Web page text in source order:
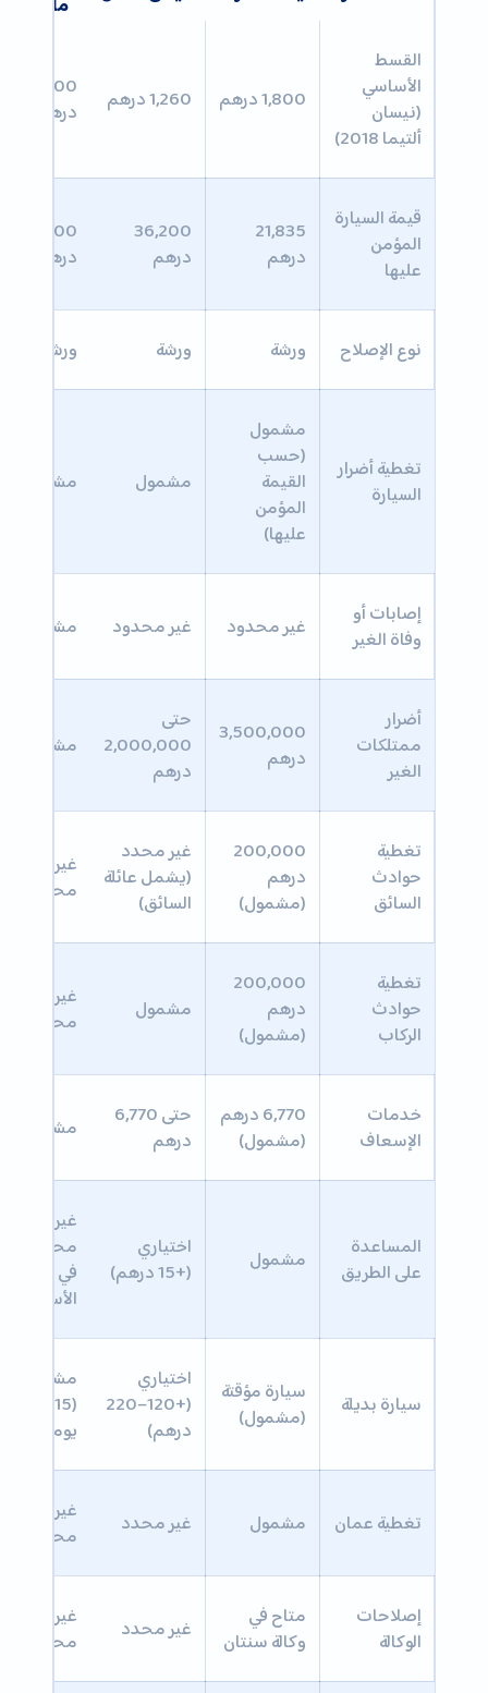
القسط
الأساسي
(نيسان
ألتيما 2018)
1,800 درهم 1,260 درهم
2,500
درهم
قيمة السيارة
المؤمن
عليها
21,835
درهم
36,200
درهم
36,200
درهم
نوع الإصلاح ورشة ورشة ورشة
تغطية أضرار
السيارة
مشمول
(حسب
القيمة
المؤمن
عليها)
مشمول مشمول
إصابات أو
وفاة الغير
غير محدود غير محدود مشمول
أضرار
ممتلكات
الغير
3,500,000
درهم
حتى
2,000,000
درهم
مشمول
تغطية
حوادث
السائق
200,000
درهم
(مشمول)
غير محدد
(يشمل عائلة
السائق)
غير
محدد
تغطية
حوادث
الركاب
200,000
درهم
(مشمول)
مشمول
غير
محدد
خدمات
الإسعاف
6,770 درهم
(مشمول)
حتى 6,770
درهم
مشمول
المساعدة
على الطريق
مشمول
اختياري
(+15 درهم)
غير
محدد
في الباقة
الأساسية
سيارة بديلة
سيارة مؤقتة
(مشمول)
اختياري
(+120–220
درهم)
مشمول
يوم)
تغطية عمان مشمول غير محدد
غير
محدد
إصلاحات
الوكالة
متاح في
وكالة سنتان
غير محدد
غير
محدد